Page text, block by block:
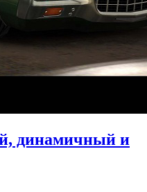
динамичный и